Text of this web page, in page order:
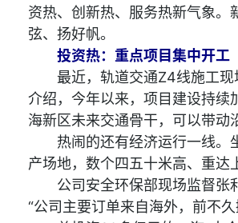
资热、创新热、服务热新气象。
弦、扬好帆。
投资热：重点项目集中开工
最近，轨道交通Z4线施工
介绍，今年以来，项目建设持续
海新区未来交通骨干，可以带动
热闹的还有经济运行一线。
产场地，数个四五十米高、重达
公司安全环保部现场监督张
“公司主要订单来自海外，前不